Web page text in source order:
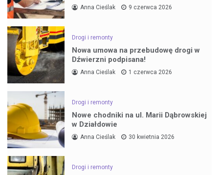
Anna Cieślak 9 czerwca 2026
Drogi i remonty
Nowa umowa na przebudowę drogi w
Dźwierzni podpisana!
Anna Cieślak 1 czerwca 2026
Drogi i remonty
Nowe chodniki na ul. Marii Dąbrowskiej
w Działdowie
Anna Cieślak 30 kwietnia 2026
Drogi i remonty